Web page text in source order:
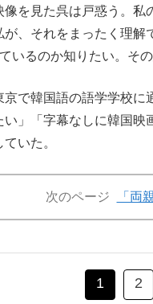
を見た呉は戸惑う。私
が、それをまったく理
いるのか知りたい。そ
で韓国語の語学学校に
い」「字幕なしに韓国
いた。
次のページ 「両
1 2